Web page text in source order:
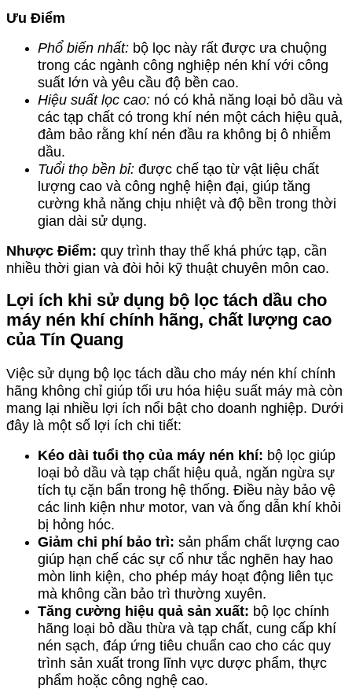
Ưu Điểm
Phổ biến nhất: bộ lọc này rất được ưa chuộng
trong các ngành công nghiệp nén khí với công
suất lớn và yêu cầu độ bền cao.
Hiệu suất lọc cao: nó có khả năng loại bỏ dầu và
các tạp chất có trong khí nén một cách hiệu quả,
đảm bảo rằng khí nén đầu ra không bị ô nhiễm
dầu.
Tuổi thọ bền bỉ: được chế tạo từ vật liệu chất
lượng cao và công nghệ hiện đại, giúp tăng
cường khả năng chịu nhiệt và độ bền trong thời
gian dài sử dụng.
Nhược Điểm: quy trình thay thế khá phức tạp, cần
nhiều thời gian và đòi hỏi kỹ thuật chuyên môn cao.
Lợi ích khi sử dụng bộ lọc tách dầu cho
máy nén khí chính hãng, chất lượng cao
của Tín Quang
Việc sử dụng bộ lọc tách dầu cho máy nén khí chính
hãng không chỉ giúp tối ưu hóa hiệu suất máy mà còn
mang lại nhiều lợi ích nổi bật cho doanh nghiệp. Dưới
đây là một số lợi ích chi tiết:
Kéo dài tuổi thọ của máy nén khí: bộ lọc giúp
loại bỏ dầu và tạp chất hiệu quả, ngăn ngừa sự
tích tụ cặn bẩn trong hệ thống. Điều này bảo vệ
các linh kiện như motor, van và ống dẫn khí khỏi
bị hỏng hóc.
Giảm chi phí bảo trì: sản phẩm chất lượng cao
giúp hạn chế các sự cố như tắc nghẽn hay hao
mòn linh kiện, cho phép máy hoạt động liên tục
mà không cần bảo trì thường xuyên.
Tăng cường hiệu quả sản xuất: bộ lọc chính
hãng loại bỏ dầu thừa và tạp chất, cung cấp khí
nén sạch, đáp ứng tiêu chuẩn cao cho các quy
trình sản xuất trong lĩnh vực dược phẩm, thực
phẩm hoặc công nghệ cao.